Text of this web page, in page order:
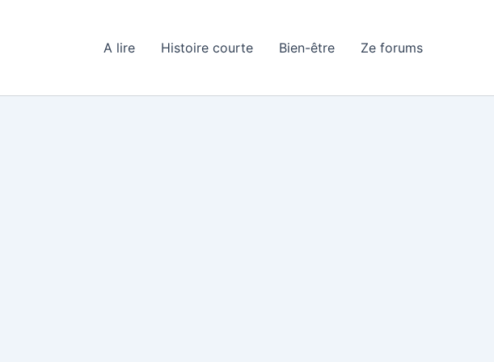
A lire Histoire courte Bien-être Ze forums